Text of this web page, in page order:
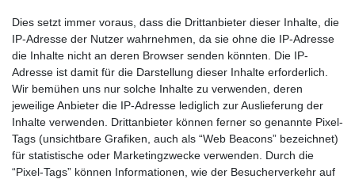
Dies setzt immer voraus, dass die Drittanbieter dieser Inhalte, die
IP-Adresse der Nutzer wahrnehmen, da sie ohne die IP-Adresse
die Inhalte nicht an deren Browser senden könnten. Die IP-
Adresse ist damit für die Darstellung dieser Inhalte erforderlich.
Wir bemühen uns nur solche Inhalte zu verwenden, deren
jeweilige Anbieter die IP-Adresse lediglich zur Auslieferung der
Inhalte verwenden. Drittanbieter können ferner so genannte Pixel-
Tags (unsichtbare Grafiken, auch als “Web Beacons” bezeichnet)
für statistische oder Marketingzwecke verwenden. Durch die
“Pixel-Tags” können Informationen, wie der Besucherverkehr auf